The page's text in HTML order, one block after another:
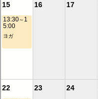
15
13:30～ 1
5:00
ヨガ
16 17
22 23 24